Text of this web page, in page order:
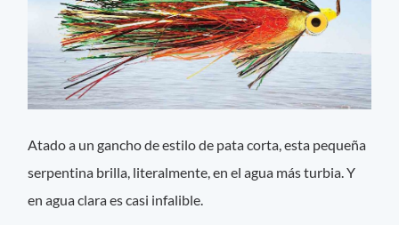
Atado a un gancho de estilo de pata corta, esta pequeña
serpentina brilla, literalmente, en el agua más turbia. Y
en agua clara es casi infalible.